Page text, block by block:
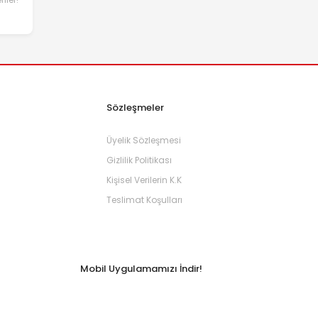
Sözleşmeler
Üyelik Sözleşmesi
Gizlilik Politikası
Kişisel Verilerin K.K
Teslimat Koşulları
Mobil Uygulamamızı İndir!